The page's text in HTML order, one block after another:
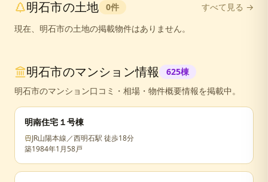
明石市の土地 0件
すべて見る →
現在、 明石市の土地の掲載物件はありません。
明石市のマンション情報 625棟
明石市のマンション口コミ・相場・物件概要情報を掲載中。
明南住宅１号棟
JR山陽本線／西明石駅 徒歩18分
築1984年1月58戸